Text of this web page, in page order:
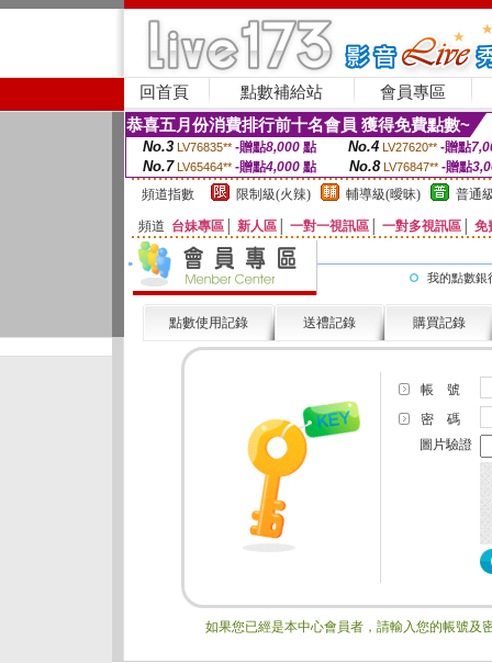
回首頁 點數補給站 會員專區
恭喜五月份消費排行前十名會員 獲得免費點數~
No.3 LV76835** -贈點8,000點 No.4 LV27620** -贈點
No.7 LV65464** -贈點4,000 點 No.8 LV76847** -贈點
頻道指數
限制級(火辣) 輔導級(曖昧) 普通
頻道 台妹專區 新人區 一對一視訊區 一對多視訊區 免
我的點數銀
點數使用記錄 送禮記錄 購買記錄
帳 號
密 碼
圖片驗證
如果您已經是本中心會員者，請輸入您的帳號及